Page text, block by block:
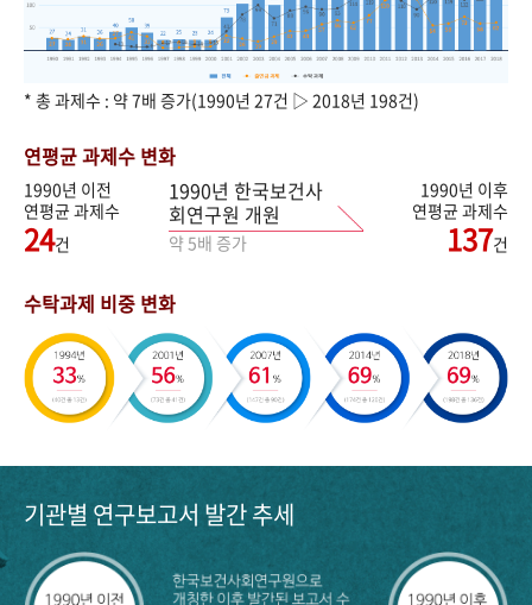
* 총 과제수 : 약 7배 증가(1990년 27건 ▷ 2018년 198건)
연평균 과제수 변화
1990년 이전
연평균 과제수
24건
1990년 한국보건사
회연구원 개원
약 5배 증가
1990년 이후
연평균 과제수
137건
수탁과제 비중 변화
기관별 연구보고서 발간 추세